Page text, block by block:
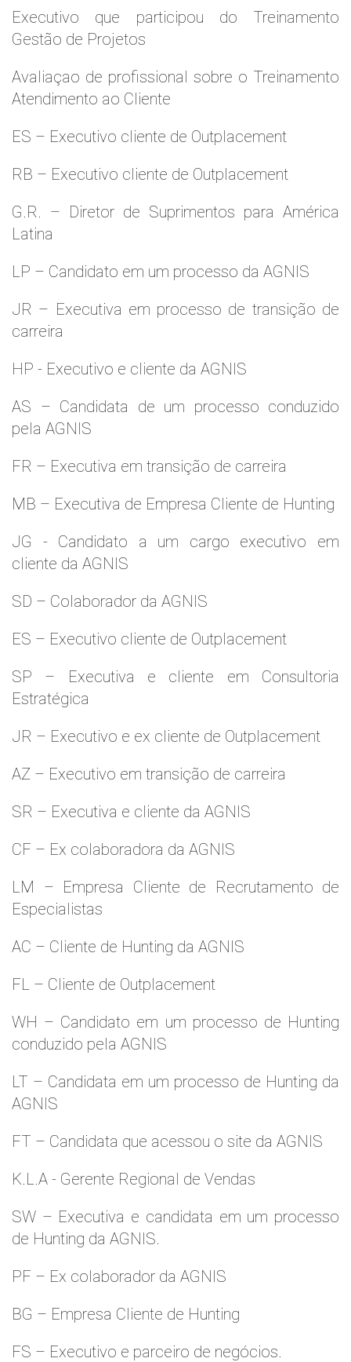
Executivo que participou do Treinamento
Gestão de Projetos
Avaliaçao de profissional sobre o Treinamento
Atendimento ao Cliente
ES – Executivo cliente de Outplacement
RB – Executivo cliente de Outplacement
G.R. – Diretor de Suprimentos para América
Latina
LP – Candidato em um processo da AGNIS
JR – Executiva em processo de transição de
carreira
HP - Executivo e cliente da AGNIS
AS – Candidata de um processo conduzido
pela AGNIS
FR – Executiva em transição de carreira
MB – Executiva de Empresa Cliente de Hunting
JG - Candidato a um cargo executivo em
cliente da AGNIS
SD – Colaborador da AGNIS
ES – Executivo cliente de Outplacement
SP – Executiva e cliente em Consultoria
Estratégica
JR – Executivo e ex cliente de Outplacement
AZ – Executivo em transição de carreira
SR – Executiva e cliente da AGNIS
CF – Ex colaboradora da AGNIS
LM – Empresa Cliente de Recrutamento de
Especialistas
AC – Cliente de Hunting da AGNIS
FL – Cliente de Outplacement
WH – Candidato em um processo de Hunting
conduzido pela AGNIS
LT – Candidata em um processo de Hunting da
AGNIS
FT – Candidata que acessou o site da AGNIS
K.L.A - Gerente Regional de Vendas
SW – Executiva e candidata em um processo
de Hunting da AGNIS.
PF – Ex colaborador da AGNIS
BG – Empresa Cliente de Hunting
FS – Executivo e parceiro de negócios.